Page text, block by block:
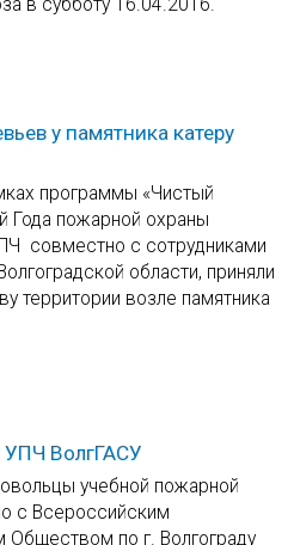
в субботу 16.04.2016.
у памятника катеру
программы «Чистый
Года пожарной охраны
совместно с сотрудниками
области, приняли
территории возле памятника
УПЧ ВолгГАСУ
учебной пожарной
с Всероссийским
по г. Волгограду